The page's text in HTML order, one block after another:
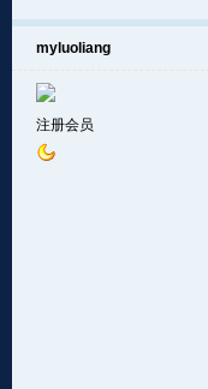
myluoliang
注册会员